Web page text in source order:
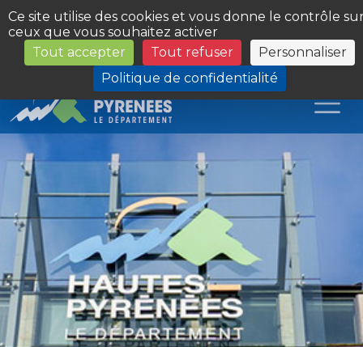
Panneau de gestion des cookies
Ce site utilise des cookies et vous donne le contrôle
ceux que vous souhaitez activer
Tout accepter
Tout refuser
Personnaliser
Politique de confidentialité
Les Sites du Département